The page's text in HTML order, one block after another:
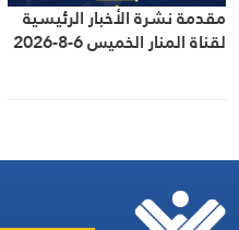
مقدمة نشرة الأخبار الرئيسية
لقناة المنار الخميس 6-8-2026